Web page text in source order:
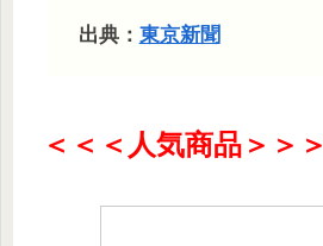
出典： 東京新聞
＜＜＜人気商品＞＞＞